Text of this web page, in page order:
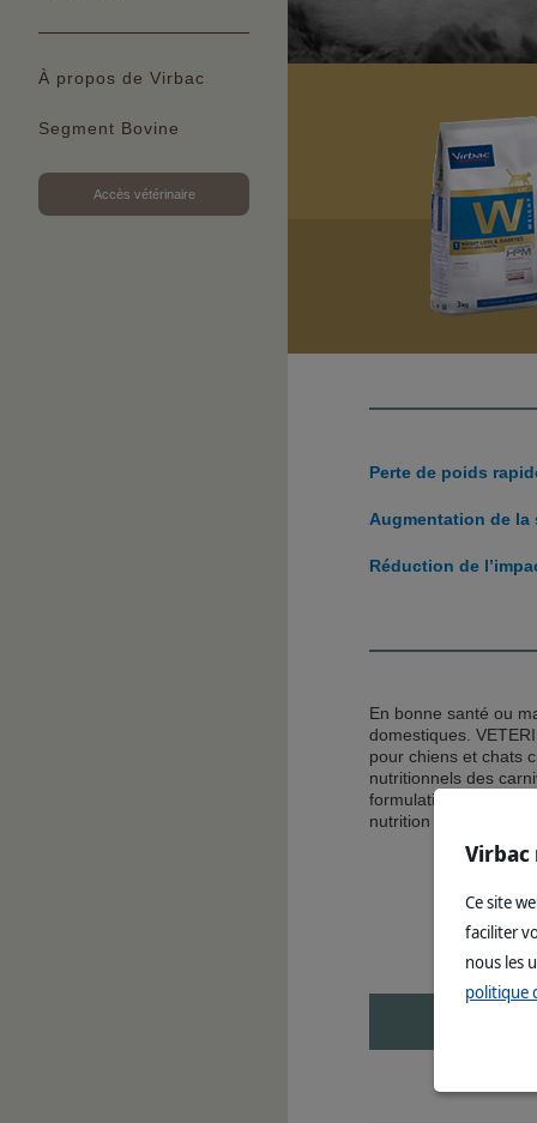
À propos de Virbac
Segment Bovine
Accès vétérinaire
Perte de poids
Augmentation de la
Réduction de
En bonne santé ou
domestiques.
pour chiens et chats
nutritionnels des
formulation pauvre
nutrition adaptée aux
Ce site
faciliter
nous les
politique